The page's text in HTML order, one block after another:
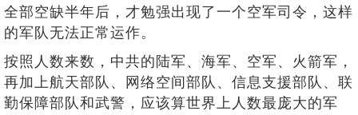
全部空缺半年后，才勉强出现了一个空军司令，这样
的军队无法正常运作。
按照人数来数，中共的陆军、海军、空军、火箭军，
再加上航天部队、网络空间部队、信息支援部队、联
勤保障部队和武警，应该算世界上人数最庞大的军